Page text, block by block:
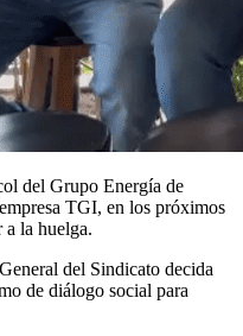
del Grupo Energía de
TGI, en los próximos
a la huelga.
del Sindicato decida
de diálogo social para